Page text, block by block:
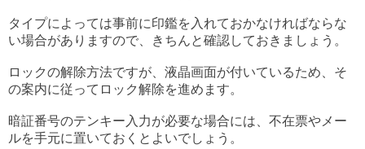
タイプによっては事前に印鑑を入れておかなければならな
い場合がありますので、きちんと確認しておきましょう。
ロックの解除方法ですが、液晶画面が付いているため、そ
の案内に従ってロック解除を進めます。
暗証番号のテンキー入力が必要な場合には、不在票やメー
ルを手元に置いておくとよいでしょう。